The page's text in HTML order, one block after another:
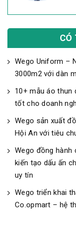
CÓ
Wego Uniform –
3000m2 với dàn
10+ mẫu áo thun
tốt cho doanh
Wego sản xuất
Hội An với tiêu
Wego đồng hành
kiến tạo dấu ấn
uy tín
Wego triển khai
Co.opmart – hệ